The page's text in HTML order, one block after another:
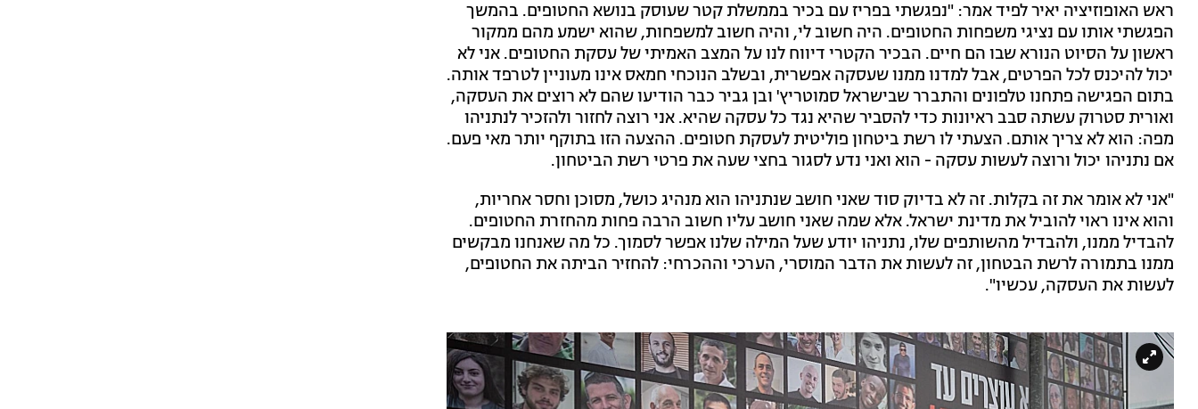
ראש האופוזיציה יאיר לפיד אמר: "נפגשתי בפריז עם בכיר בממשלת קטר שעוסק בנושא החטופים. בהמשך
הפגשתי אותו עם נציגי משפחות החטופים. היה חשוב לי, והיה חשוב למשפחות, שהוא ישמע מהם ממקור
ראשון על הסיוט הנורא שבו הם חיים. הבכיר הקטרי דיווח לנו על המצב האמיתי של עסקת החטופים. אני לא
יכול להיכנס לכל הפרטים, אבל למדנו ממנו שעסקה אפשרית, ובשלב הנוכחי חמאס אינו מעוניין לטרפד אותה.
בתום הפגישה פתחנו טלפונים והתברר שבישראל סמוטריץ' ובן גביר כבר הודיעו שהם לא רוצים את העסקה,
ואורית סטרוק עשתה סבב ראיונות כדי להסביר שהיא נגד כל עסקה שהיא. אני רוצה לחזור ולהזכיר לנתניהו
מפה: הוא לא צריך אותם. הצעתי לו רשת ביטחון פוליטית לעסקת חטופים. ההצעה הזו בתוקף יותר מאי פעם.
אם נתניהו יכול ורוצה לעשות עסקה - הוא ואני נדע לסגור בחצי שעה את פרטי רשת הביטחון.
"אני לא אומר את זה בקלות. זה לא בדיוק סוד שאני חושב שנתניהו הוא מנהיג כושל, מסוכן וחסר אחריות,
והוא אינו ראוי להוביל את מדינת ישראל. אלא שמה שאני חושב עליו חשוב הרבה פחות מהחזרת החטופים.
להבדיל ממנו, ולהבדיל מהשותפים שלו, נתניהו יודע שעל המילה שלנו אפשר לסמוך. כל מה שאנחנו מבקשים
ממנו בתמורה לרשת הבטחון, זה לעשות את הדבר המוסרי, הערכי וההכרחי: להחזיר הביתה את החטופים,
לעשות את העסקה, עכשיו".